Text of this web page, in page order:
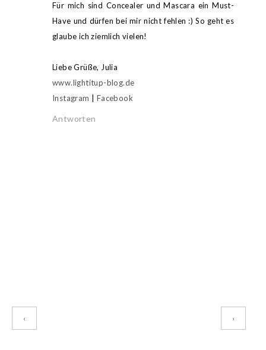
Für mich sind Concealer und Mascara ein Must-
Have und dürfen bei mir nicht fehlen :) So geht es
glaube ich ziemlich vielen!
Liebe Grüße, Julia
www.lightitup-blog.de
Instagram
Facebook
Antworten
‹ ›